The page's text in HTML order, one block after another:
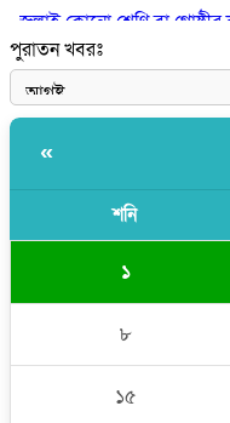
জুলাই কোনো শ্রেণি বা
আলিয়া মাদ্রাসায় ছাত্রদল-
পুরাতন খবরঃ
«
শনি
১
৮
১৫